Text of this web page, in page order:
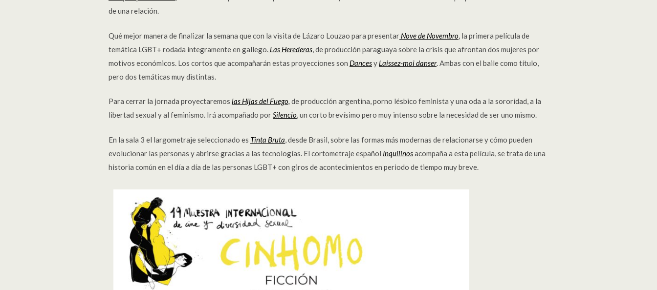
de una relación.
Qué mejor manera de finalizar la semana que con la visita de Lázaro Louzao para presentar Nove de Novembro, la primera película de
temática LGBT+ rodada íntegramente en gallego. Las Herederas, de producción paraguaya sobre la crisis que afrontan dos mujeres por
motivos económicos. Los cortos que acompañarán estas proyecciones son Dancesy Laissez-moi danser. Ambas con el baile como título,
pero dos temáticas muy distintas.
Para cerrar la jornada proyectaremos las Hijas del Fuego, de producción argentina, porno lésbico feminista y una oda a la sororidad, a la
libertad sexual y al feminismo. Irá acompañado porSilencio, un corto brevísimo pero muy intenso sobre la necesidad de ser uno mismo.
En la sala 3 el largometraje seleccionado es Tinta Bruta, desde Brasil, sobre las formas más modernas de relacionarse y cómo pueden
evolucionar las personas y abrirse gracias a las tecnologías. El cortometraje español Inquilinosacompaña a esta película, se trata de una
historia común en el día a día de las personas LGBT+ con giros de acontecimientos en periodo de tiempo muy breve.